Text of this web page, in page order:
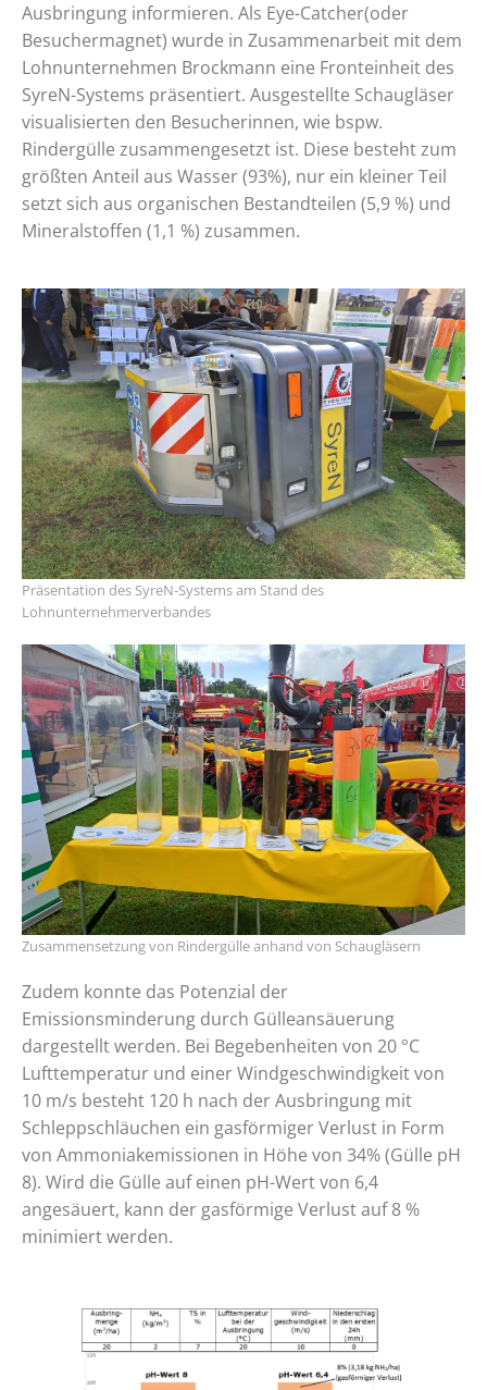
Ausbringung informieren. Als Eye-Catcher(oder
Besuchermagnet) wurde in Zusammenarbeit mit dem
Lohnunternehmen Brockmann eine Fronteinheit des
SyreN-Systems präsentiert. Ausgestellte Schaugläser
visualisierten den Besucherinnen, wie bspw.
Rindergülle zusammengesetzt ist. Diese besteht zum
größten Anteil aus Wasser (93%), nur ein kleiner Teil
setzt sich aus organischen Bestandteilen (5,9 %) und
Mineralstoffen (1,1 %) zusammen.
Präsentation des SyreN-Systems am Stand des
Lohnunternehmerverbandes
Zusammensetzung von Rindergülle anhand von Schaugläsern
Zudem konnte das Potenzial der
Emissionsminderung durch Gülleansäuerung
dargestellt werden. Bei Begebenheiten von 20 °C
Lufttemperatur und einer Windgeschwindigkeit von
10 m/s besteht 120 h nach der Ausbringung mit
Schleppschläuchen ein gasförmiger Verlust in Form
von Ammoniakemissionen in Höhe von 34% (Gülle pH
8). Wird die Gülle auf einen pH-Wert von 6,4
angesäuert, kann der gasförmige Verlust auf 8 %
minimiert werden.